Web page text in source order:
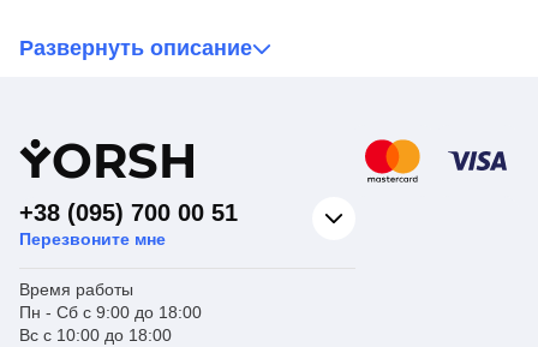
кухонной мойки. Во время его использования
Развернуть описание
YORSH
+38 (095) 700 00 51
Перезвоните мне
Время работы
Пн - Сб с 9:00 до 18:00
Вс с 10:00 до 18:00